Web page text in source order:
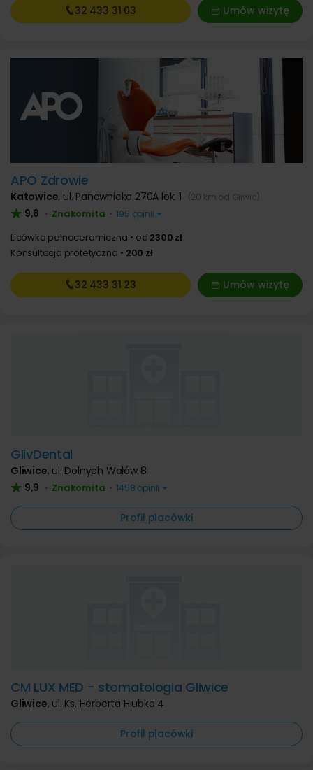
Umów wizytę
32 433 31 03
APO Zdrowie
Katowice, ul. Panewnicka 270A lok. 1 (20 km od Gliwic)
9,8 • Znakomita • 195 opinii
Licówka pełnoceramiczna od 2300 zł
Konsultacja protetyczna
200 zł
Umów wizytę
32 433 31 23
GlivDental
Gliwice, ul. Dolnych Wałów 8
9,9 • Znakomita • 1458 opinii
Profil placówki
CM LUX MED - stomatologia Gliwice
Gliwice, ul. Ks. Herberta Hlubka 4
Profil placówki